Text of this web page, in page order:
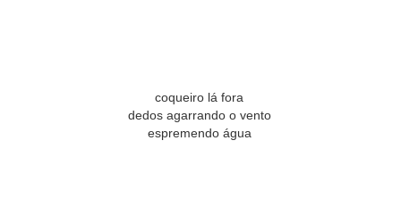
coqueiro lá fora
dedos agarrando o vento
espremendo água